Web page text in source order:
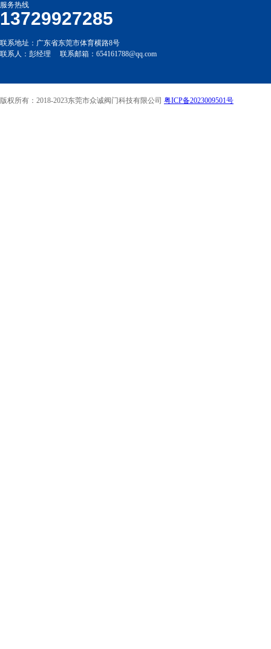
服务热线
13729927285
联系地址：广东省东莞市体育横路8号
联系人：彭经理 联系邮箱：654161788@qq.com
版权所有：2018-2023东莞市众诚阀门科技有限公司 粤ICP备2023009501号